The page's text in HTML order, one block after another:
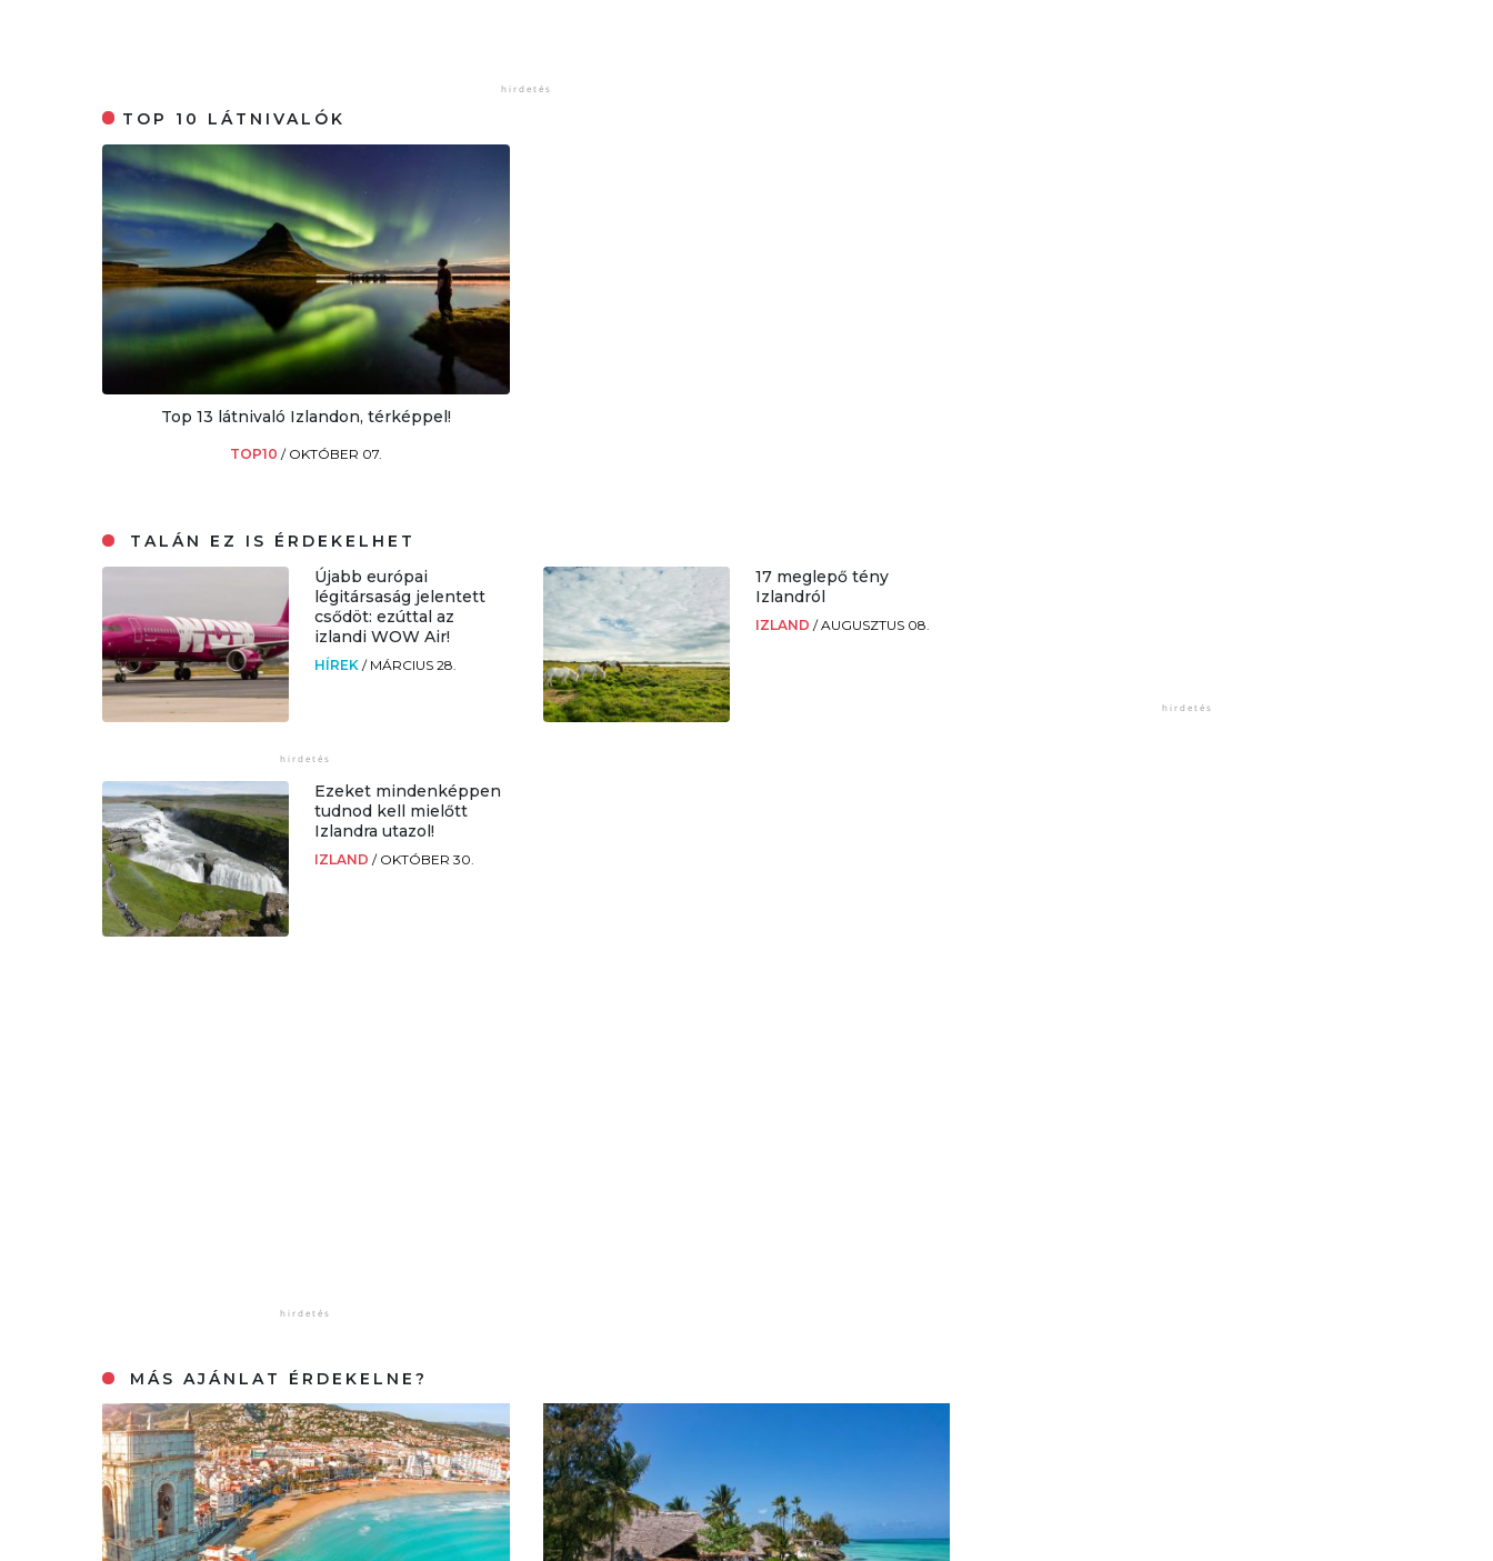
TOP 10 LÁTNIVALÓK
Top 13 látnivaló Izlandon, térképpel!
TOP10 / OKTÓBER 07.
TALÁN EZ IS ÉRDEKELHET
Újabb európai
légitársaság jelentett
csődöt: ezúttal az
izlandi WOW Air!
HÍREK/ MÁRCIUS 28.
17 meglepő tény
Izlandról
IZLAND /AUGUSZTUS 08.
Ezeket mindenképpen
tudnod kell mielőtt
Izlandra utazol!
IZLAND/ OKTÓBER 30.
MÁS AJÁNLAT ÉRDEKELNE?